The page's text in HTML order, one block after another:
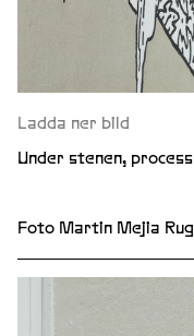
Ladda ner bild
Under stenen,
Foto Martin Mejia